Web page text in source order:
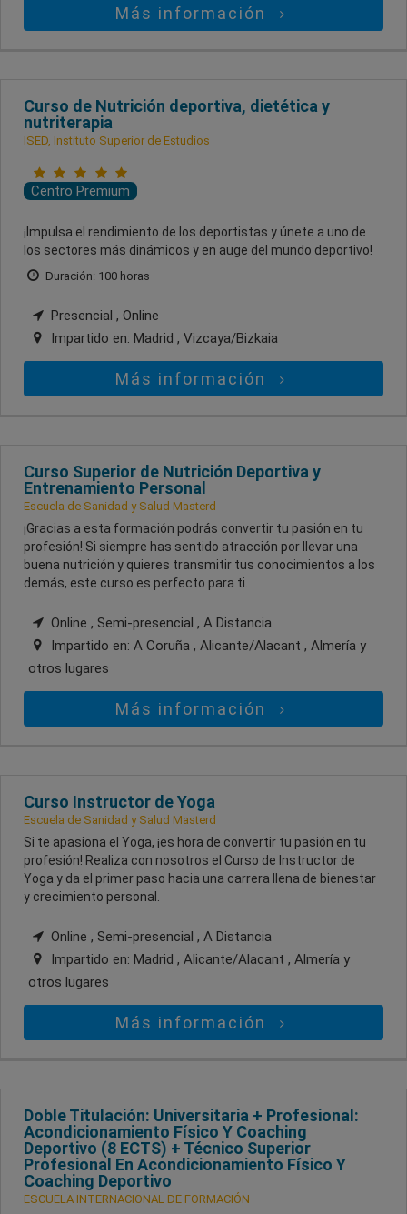
Más información
Curso de Nutrición deportiva, dietética y
nutriterapia
ISED, Instituto Superior de Estudios
Centro Premium
¡Impulsa el rendimiento de los deportistas y únete a uno de
los sectores más dinámicos y en auge del mundo deportivo!
Duración: 100 horas
Presencial , Online
Impartido en: Madrid , Vizcaya/Bizkaia
Más información
Curso Superior de Nutrición Deportiva y
Entrenamiento Personal
Escuela de Sanidad y Salud Masterd
¡Gracias a esta formación podrás convertir tu pasión en tu
profesión! Si siempre has sentido atracción por llevar una
buena nutrición y quieres transmitir tus conocimientos a los
demás, este curso es perfecto para ti.
Online , Semi-presencial , A Distancia
Impartido en: A Coruña , Alicante/Alacant , Almería y
otros lugares
Más información
Curso Instructor de Yoga
Escuela de Sanidad y Salud Masterd
Si te apasiona el Yoga, ¡es hora de convertir tu pasión en tu
profesión! Realiza con nosotros el Curso de Instructor de
Yoga y da el primer paso hacia una carrera llena de bienestar
y crecimiento personal.
Online , Semi-presencial , A Distancia
Impartido en: Madrid , Alicante/Alacant , Almería y
otros lugares
Más información
Doble Titulación: Universitaria + Profesional:
Acondicionamiento Físico Y Coaching
Deportivo (8 ECTS) + Técnico Superior
Profesional En Acondicionamiento Físico Y
Coaching Deportivo
ESCUELA INTERNACIONAL DE FORMACIÓN